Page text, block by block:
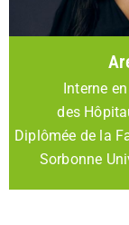
Interne
des
Diplômée de la
Sorbonne